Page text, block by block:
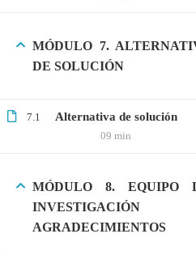
MÓDULO 7.
DE SOLUCIÓN
7.1 Alternativa de solución
09 min
MÓDULO 8. EQUIPO
INVESTIGACIÓN
AGRADECIMIENTOS
Ciencias Ambientales
Gratis